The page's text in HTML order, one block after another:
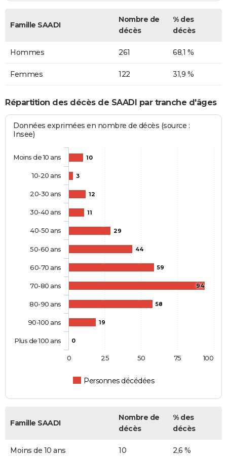
Famille SAADI
Nombre de
décès
% des
décès
Hommes 261 68,1 %
Femmes 122 31,9 %
Répartition des décès de SAADI par tranche d'âges
Données exprimées en nombre de décès (source :
Insee)
10
3
12
11
29
44
59
94
58
19
0
Personnes décédées
Moins de 10 ans
10-20 ans
20-30 ans
30-40 ans
40-50 ans
50-60 ans
60-70 ans
70-80 ans
80-90 ans
90-100 ans
Plus de 100 ans
0 100
25 50 75
Famille SAADI
Nombre de
décès
% des
décès
Moins de 10 ans 10 2,6 %